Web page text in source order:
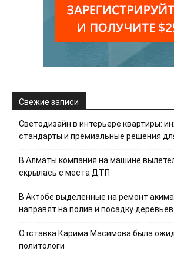
Свежие записи
Светодизайн в интерьере квартиры:
стандарты и премиальные решения
В Алматы компания на машине
скрылась с места ДТП
В Актобе выделенные на ремонт
направят на полив и посадку деревьев
Отставка Карима Масимова была
политологи